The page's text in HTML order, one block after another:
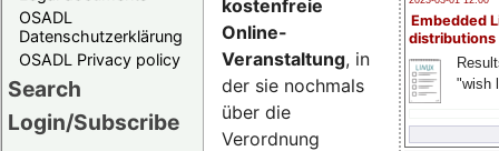
OSADL
Datenschutzerklärung
OSADL Privacy policy
Search
Login/Subscribe
Embedded
distributions
"wish
kostenfreie
Online-
Veranstaltung, in
der sie nochmals
über die
Verordnung